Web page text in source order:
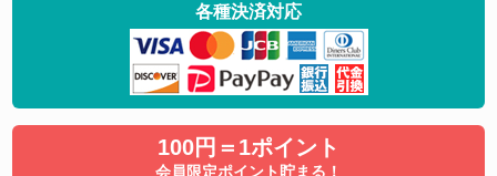
各種決済対応
100円＝1ポイント
会員限定ポイント貯まる！